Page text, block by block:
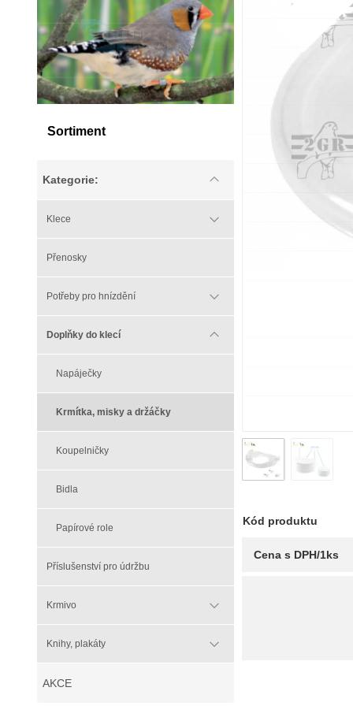
Sortiment
Kategorie:
Klece
Přenosky
Potřeby pro hnízdění
Doplňky do klecí
Napáječky
Krmítka, misky a držáčky
Koupelničky
Bidla
Papírové role
Příslušenství pro údržbu
Krmivo
Knihy, plakáty
AKCE
Kód produktu
Cena s DPH/1ks